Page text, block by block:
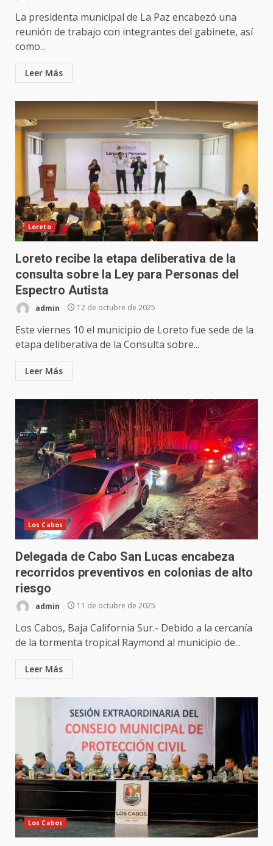
La presidenta municipal de La Paz encabezó una
reunión de trabajo con integrantes del gabinete, así
como...
Leer Más
Loreto
Loreto recibe la etapa deliberativa de la
consulta sobre la Ley para Personas del
Espectro Autista
admin 12 de octubre de 2025
Este viernes 10 el municipio de Loreto fue sede de la
etapa deliberativa de la Consulta sobre...
Leer Más
Los Cabos
Delegada de Cabo San Lucas encabeza
recorridos preventivos en colonias de alto
riesgo
admin 11 de octubre de 2025
Los Cabos, Baja California Sur.- Debido a la cercanía
de la tormenta tropical Raymond al municipio de...
Leer Más
Los Cabos